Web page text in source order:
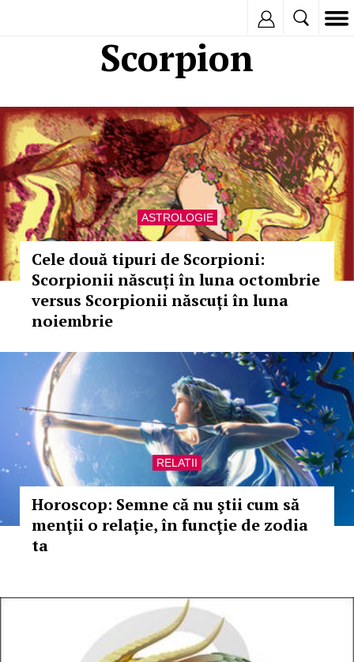
Scorpion
ASTROLOGIE
Cele două tipuri de Scorpioni:
Scorpionii născuți în luna octombrie
versus Scorpionii născuți în luna
noiembrie
RELATII
Horoscop: Semne că nu ştii cum să
menţii o relaţie, în funcţie de zodia
ta